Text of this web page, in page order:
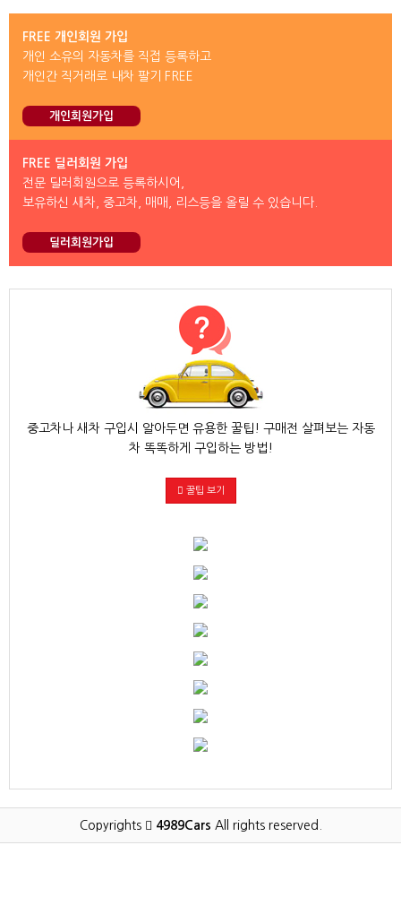
FREE 개인회원 가입
개인 소유의 자동차를 직접 등록하고
개인간 직거래로 내차 팔기 FREE
개인회원가입
FREE 딜러회원 가입
전문 딜러회원으로 등록하시어,
보유하신 새차, 중고차, 매매, 리스등을 올릴 수 있습니다.
딜러회원가입
중고차나 새차 구입시 알아두면 유용한 꿀팁! 구매전 살펴보는 자동
차 똑똑하게 구입하는 방법!
꿀팁 보기
Copyrights 4989Cars All rights reserved.